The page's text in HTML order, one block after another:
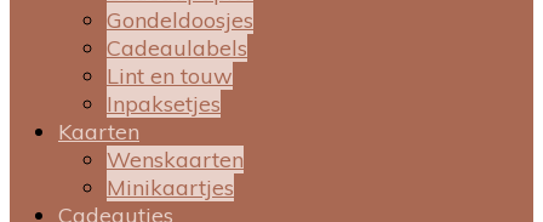
Gondeldoosjes
Cadeaulabels
Lint en touw
Inpaksetjes
Kaarten
Wenskaarten
Minikaartjes
Cadeautjes